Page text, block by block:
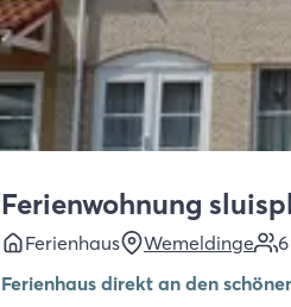
Ferienwohnung
Ferienhaus Wemeldinge 6
Ferienhaus direkt an den